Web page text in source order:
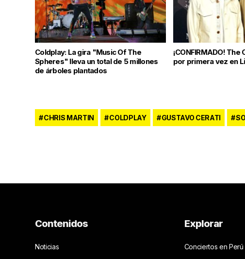
Coldplay: La gira "Music Of The
Spheres" lleva un total de 5 millones
de árboles plantados
¡CONFIRMADO!
por primera vez en
CHRIS MARTIN COLDPLAY GUSTAVO CERATI
Contenidos
Noticias
Explorar
Conciertos en Perú